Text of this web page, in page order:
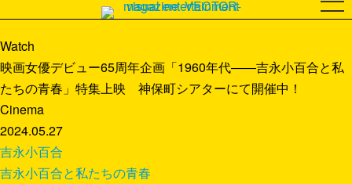
Watch
映画女優デビュー65周年企画「1960年代――吉永小百合と私
たちの青春」特集上映 神保町シアターにて開催中！
Cinema
2024.05.27
吉永小百合
吉永小百合と私たちの青春